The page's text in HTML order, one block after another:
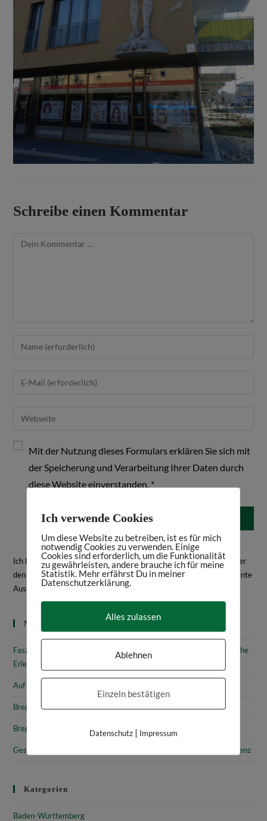
Schreibe einen Kommentar
Mit der Nutzung dieses Formulars erklären Sie sich mit
der Speicherung und Verarbeitung Ihrer Daten durch
diese Website einverstanden. *
Ich bin Daniela Frey, Historikerin und Texterin. Hier schreibe ich über
den Bodensee, Geschichte, Kultur, spannende Bücher und interessante
Ausstellungen.Mehr über mich
Neueste Beiträge
Faszinierende Geschichte & fantastische Kunst: 10 (kunst)historische
Erlebnisse am Bodensee
Auf den Spuren von Annette von Droste-Hülshoff in Meersburg
Bregenz: Kirchen, Kapellen & Kultur
Bregenz: Stadtgeschichte & Sehenswürdigkeiten
Gesammelte Schätze Vorarlbergs: Das vorarlberg museum in Bregenz
Kategorien
Baden-Württemberg
Ich verwende Cookies
Um diese Website zu betreiben, ist es für mich
notwendig Cookies zu verwenden. Einige
Cookies sind erforderlich, um die Funktionalität
zu gewährleisten, andere brauche ich für meine
Statistik. Mehr erfährst Du in meiner
Datenschutzerklärung.
Alles zulassen
Ablehnen
Einzeln bestätigen
Datenschutz| Impressum